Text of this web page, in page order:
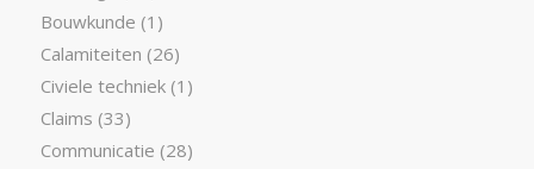
Bouwkunde (1)
Calamiteiten (26)
Civiele techniek(1)
Claims (33)
Communicatie (28)